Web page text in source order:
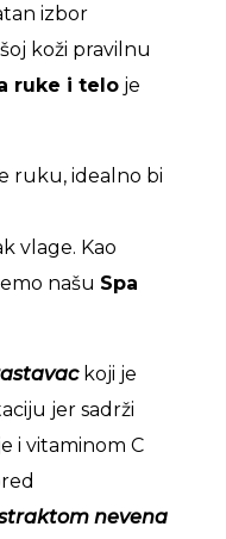
izbor
koži pravilnu
ruke i telo je
ruku, idealno bi
vlage. Kao
našu Spa
koji je
jer sadrži
i vitaminom C
nevena